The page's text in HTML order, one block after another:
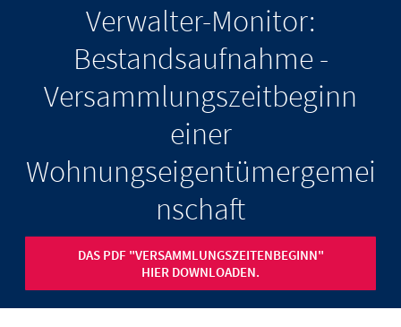
Verwalter-Monitor:
Bestandsaufnahme -
Versammlungszeitbeginn
einer
Wohnungseigentümergemei
nschaft
DAS PDF "VERSAMMLUNGSZEITENBEGINN"
HIER DOWNLOADEN.